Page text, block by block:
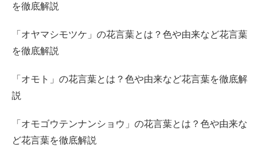
を徹底解説
「オヤマシモツケ」の花言葉とは？色や由来など花言葉
を徹底解説
「オモト」の花言葉とは？色や由来など花言葉を徹底解
説
「オモゴウテンナンショウ」の花言葉とは？色や由来な
ど花言葉を徹底解説